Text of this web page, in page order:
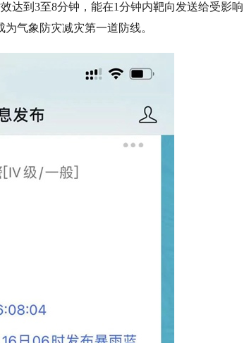
达到3至8分钟，能在1分钟内靶向发送给受影响
气象防灾减灾第一道防线。